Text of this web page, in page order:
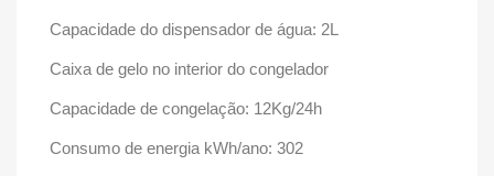
Capacidade do dispensador de água: 2L
Caixa de gelo no interior do congelador
Capacidade de congelação: 12Kg/24h
Consumo de energia kWh/ano: 302